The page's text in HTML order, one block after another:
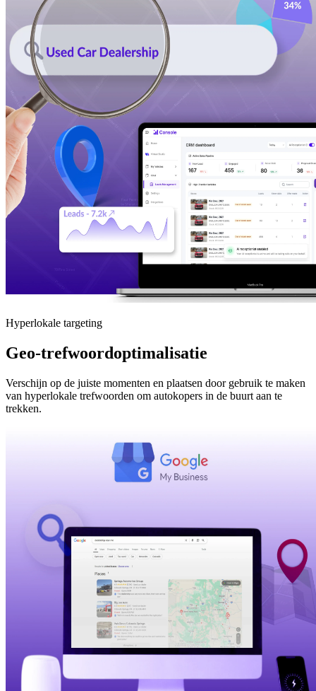
Hyperlokale targeting
Geo-trefwoordoptimalisatie
Verschijn op de juiste momenten en plaatsen door gebruik te maken
van hyperlokale trefwoorden om autokopers in de buurt aan te
trekken.